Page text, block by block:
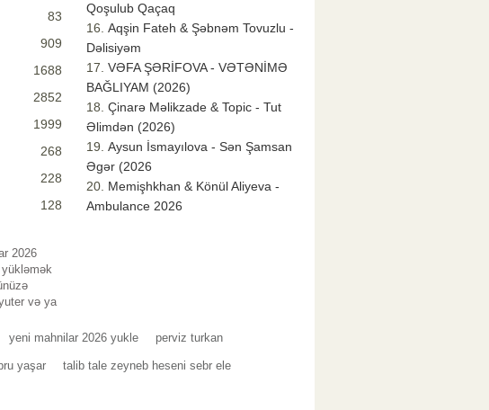
83
909
1688
2852
1999
268
228
128
2026
və ya
Qoşulub Qaçaq
Aqşin Fateh & Şəbnəm Tovuzlu -
Dəlisiyəm
VƏFA ŞƏRİFOVA - VƏTƏNİMƏ
BAĞLIYAM (2026)
Çinarə Məlikzade & Topic - Tut
Əlimdən (2026)
Aysun İsmayılova - Sən Şamsan
Əgər (2026
Memişhkhan & Könül Aliyeva -
Ambulance 2026
yeni mahnilar 2026 yukle perviz turkan
yaşar talib tale zeyneb heseni sebr ele